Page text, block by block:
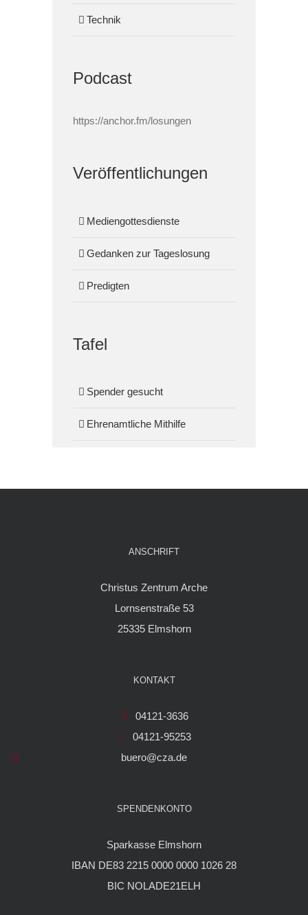
Technik
Podcast
https://anchor.fm/losungen
Veröffentlichungen
Mediengottesdienste
Gedanken zur Tageslosung
Predigten
Tafel
Spender gesucht
Ehrenamtliche Mithilfe
ANSCHRIFT
Christus Zentrum Arche
Lornsenstraße 53
25335 Elmshorn
KONTAKT
04121-3636
04121-95253
buero@cza.de
SPENDENKONTO
Sparkasse Elmshorn
IBAN DE83 2215 0000 0000 1026 28
BIC NOLADE21ELH